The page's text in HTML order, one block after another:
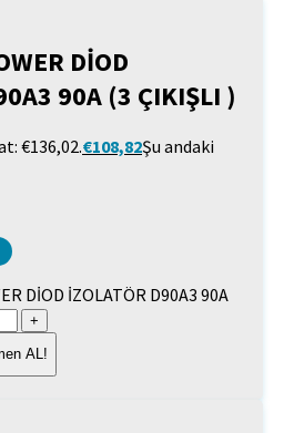
DİOD
90A (3 ÇIKIŞLI )
€136,02.€108,82Şu andaki
DİOD İZOLATÖR D90A3 90A
AL!